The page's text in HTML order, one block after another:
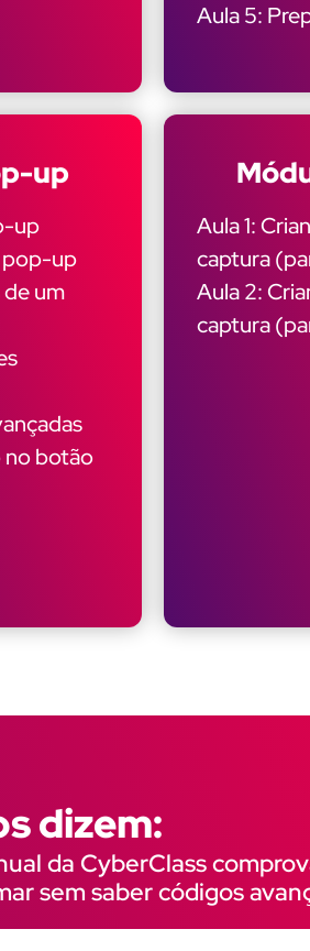
Aula 5:
up
up
pop-up
um
no botão
Aula 1:
captura
Aula 2:
captura
dizem:
da CyberClass
sem saber códigos